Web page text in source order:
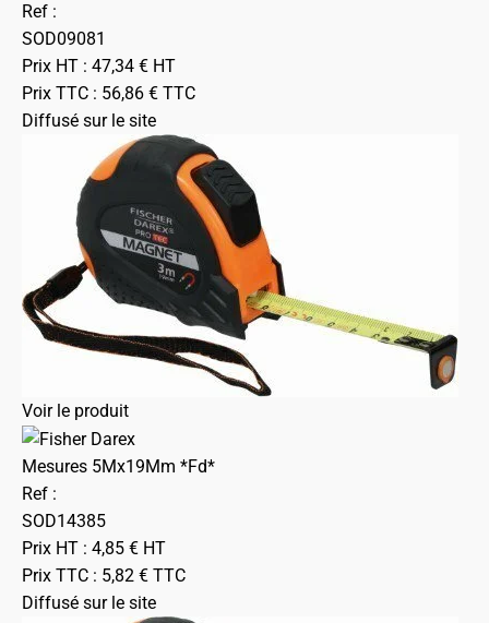
Ref :
SOD09081
Prix HT : 47,34 € HT
Prix TTC : 56,86 € TTC
Diffusé sur le site
Voir le produit
Mesures 5Mx19Mm *Fd*
Ref :
SOD14385
Prix HT : 4,85 € HT
Prix TTC : 5,82 € TTC
Diffusé sur le site